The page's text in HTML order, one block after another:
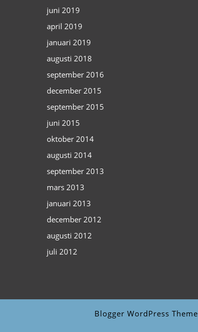
juni 2019
april 2019
januari 2019
augusti 2018
september 2016
december 2015
september 2015
juni 2015
oktober 2014
augusti 2014
september 2013
mars 2013
januari 2013
december 2012
augusti 2012
juli 2012
Blogger WordPress Theme